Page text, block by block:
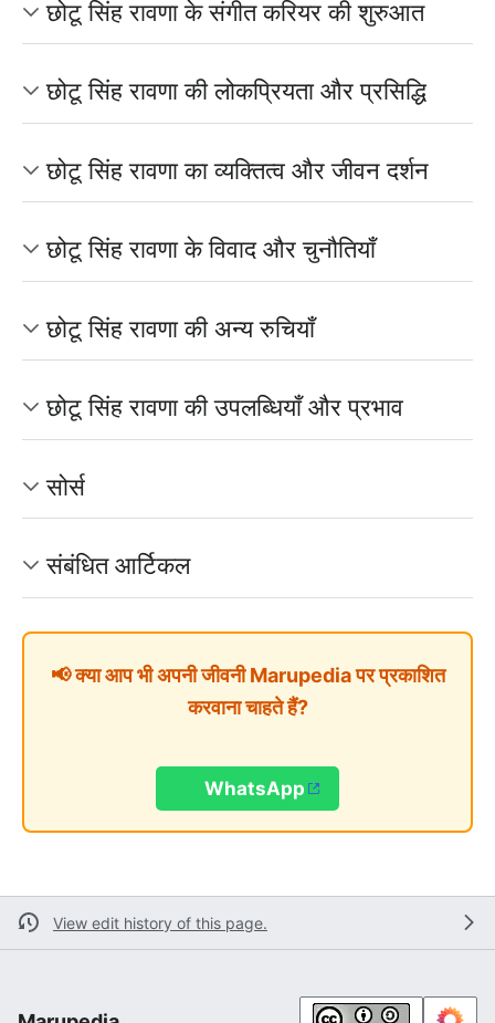
छोटू सिंह रावणा के संगीत करियर की शुरुआत
छोटू सिंह रावणा की लोकप्रियता और प्रसिद्धि
छोटू सिंह रावणा का व्यक्तित्व और जीवन दर्शन
छोटू सिंह रावणा के विवाद और चुनौतियाँ
छोटू सिंह रावणा की अन्य रुचियाँ
छोटू सिंह रावणा की उपलब्धियाँ और प्रभाव
सोर्स
संबंधित आर्टिकल
📢 क्या आप भी अपनी जीवनी Marupedia पर प्रकाशित
करवाना चाहते हैं?
WhatsApp
View edit history of this page.